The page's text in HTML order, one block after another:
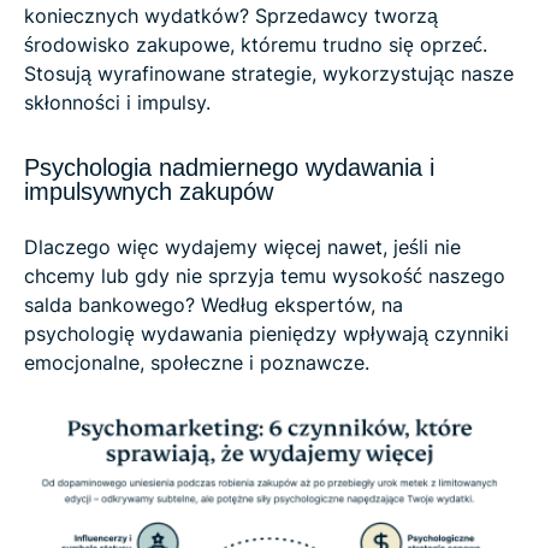
koniecznych wydatków? Sprzedawcy tworzą
środowisko zakupowe, któremu trudno się oprzeć.
Stosują wyrafinowane strategie, wykorzystując nasze
skłonności i impulsy.
Psychologia nadmiernego wydawania i
impulsywnych zakupów
Dlaczego więc wydajemy więcej nawet, jeśli nie
chcemy lub gdy nie sprzyja temu wysokość naszego
salda bankowego? Według ekspertów, na
psychologię wydawania pieniędzy wpływają czynniki
emocjonalne, społeczne i poznawcze.